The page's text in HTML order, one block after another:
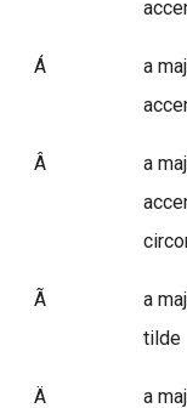
Á
a
Â
a
Ã
a
tilde
Ä
a